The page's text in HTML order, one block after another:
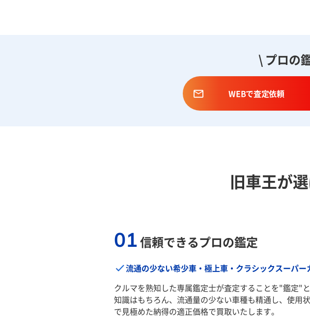
\ プロの
WEBで査定依頼
旧車王が
01信頼できるプロの鑑定
流通の少ない希少車・極上車・クラシックスーパー
クルマを熟知した専属鑑定士が査定することを"鑑定"
知識はもちろん、流通量の少ない車種も精通し、使用
で見極めた納得の適正価格で買取いたします。